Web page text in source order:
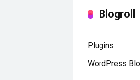
Blogroll
Plugins
WordPress